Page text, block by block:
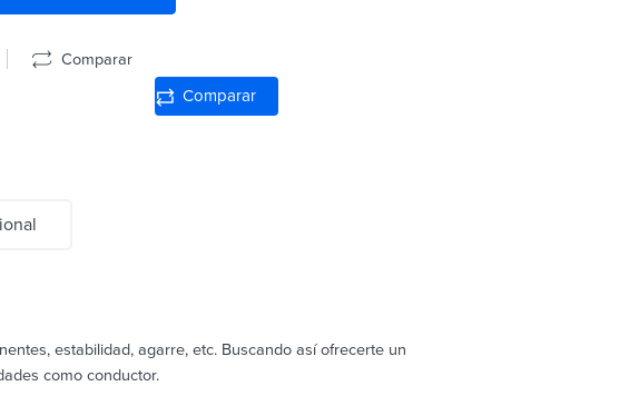
Comparar
Comparar
estabilidad, agarre, etc. Buscando así ofrecerte un
como conductor.